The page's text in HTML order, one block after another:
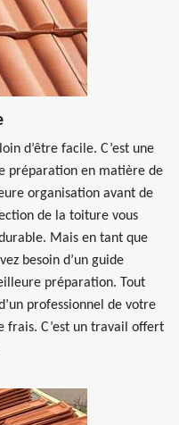
d’être facile. C’est une
préparation en matière de
organisation avant de
de la toiture vous
Mais en tant que
besoin d’un guide
préparation. Tout
professionnel de votre
frais. C’est un travail offert